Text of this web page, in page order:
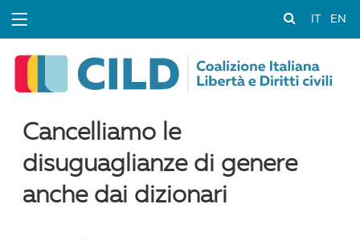
EN
Cancelliamo le
disuguaglianze di genere
anche dai dizionari